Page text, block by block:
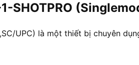
SHOTPRO
UPC) là một thiết bị chuyên